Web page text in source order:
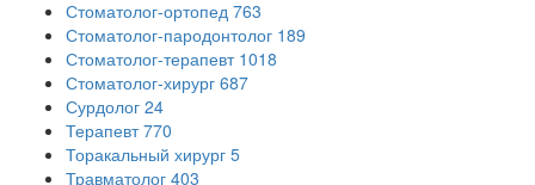
Стоматолог-ортопед 763
Стоматолог-пародонтолог 189
Стоматолог-терапевт 1018
Стоматолог-хирург 687
Сурдолог 24
Терапевт 770
Торакальный хирург 5
Травматолог 403